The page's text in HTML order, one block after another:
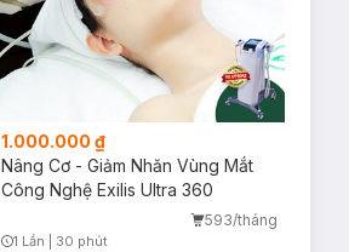
1.000.000 ₫
Nâng Cơ - Giảm Nhăn Vùng Mắt
Công Nghệ Exilis Ultra 360
593/tháng
1 Lần 30 phút